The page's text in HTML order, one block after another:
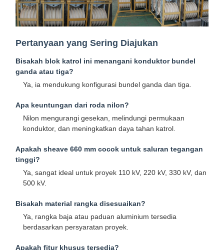
Pertanyaan yang Sering Diajukan
Bisakah blok katrol ini menangani konduktor bundel
ganda atau tiga?
Ya, ia mendukung konfigurasi bundel ganda dan tiga.
Apa keuntungan dari roda nilon?
Nilon mengurangi gesekan, melindungi permukaan
konduktor, dan meningkatkan daya tahan katrol.
Apakah sheave 660 mm cocok untuk saluran tegangan
tinggi?
Ya, sangat ideal untuk proyek 110 kV, 220 kV, 330 kV, dan
500 kV.
Bisakah material rangka disesuaikan?
Ya, rangka baja atau paduan aluminium tersedia
berdasarkan persyaratan proyek.
Apakah fitur khusus tersedia?